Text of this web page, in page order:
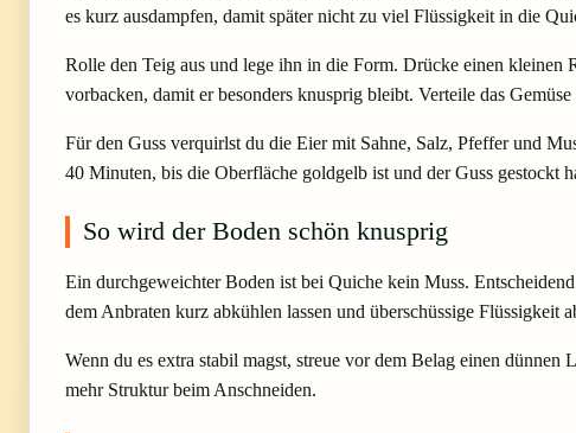
es kurz ausdampfen, damit später nicht zu viel Flüssigkeit in die
Rolle den Teig aus und lege ihn in die Form. Drücke einen
vorbacken, damit er besonders knusprig bleibt. Verteile das
Für den Guss verquirlst du die Eier mit Sahne, Salz, Pfeffer und
40 Minuten, bis die Oberfläche goldgelb ist und der Guss gestockt
So wird der Boden schön knusprig
Ein durchgeweichter Boden ist bei Quiche kein Muss.
dem Anbraten kurz abkühlen lassen und überschüssige
Wenn du es extra stabil magst, streue vor dem Belag einen
mehr Struktur beim Anschneiden.